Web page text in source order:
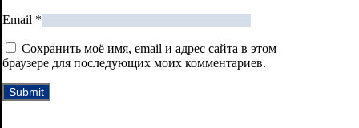
Email *
Сохранить моё имя, email и адрес сайта в этом
браузере для последующих моих комментариев.